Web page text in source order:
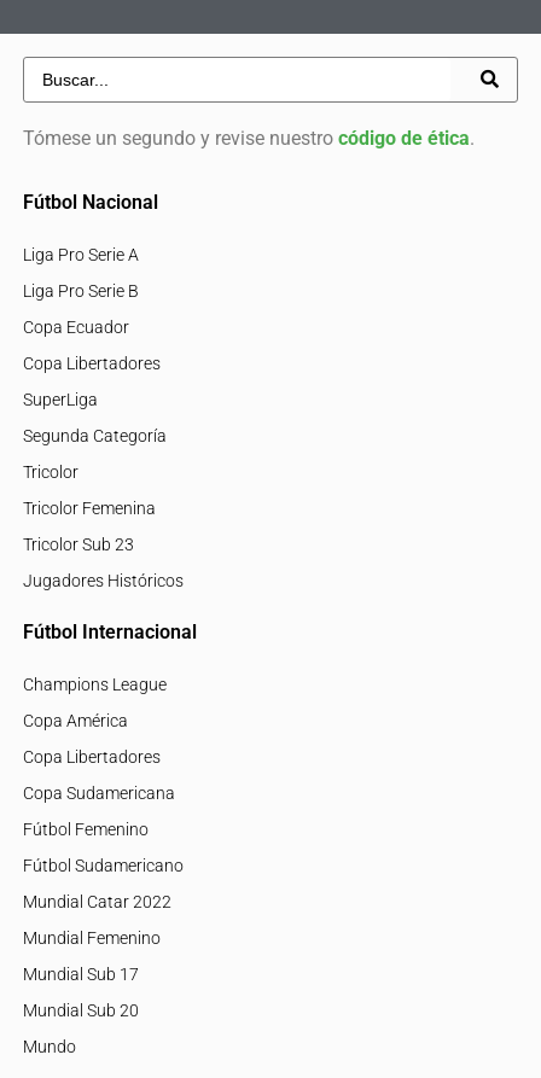
Tómese un segundo y revise nuestro código de ética.
Fútbol Nacional
Liga Pro Serie A
Liga Pro Serie B
Copa Ecuador
Copa Libertadores
SuperLiga
Segunda Categoría
Tricolor
Tricolor Femenina
Tricolor Sub 23
Jugadores Históricos
Fútbol Internacional
Champions League
Copa América
Copa Libertadores
Copa Sudamericana
Fútbol Femenino
Fútbol Sudamericano
Mundial Catar 2022
Mundial Femenino
Mundial Sub 17
Mundial Sub 20
Mundo